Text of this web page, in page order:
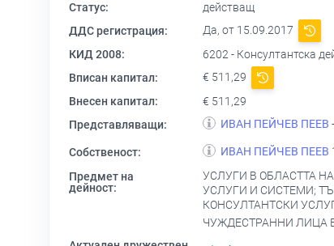
Статус:
действащ
ДДС регистрация:
Да, от 15.09.2017
КИД 2008:
6202 - Консултантска
Вписан капитал:
€ 511,29
Внесен капитал:
€ 511,29
Представляващи:
ИВАН ПЕЙЧЕВ ПЕЕВ
Собственост: ИВАН ПЕЙЧЕВ ПЕЕВ
Предмет на
дейност:
УСЛУГИ В ОБЛАСТТА
УСЛУГИ И СИСТЕМИ;
КОНСУЛТАНТСКИ
ЧУЖДЕСТРАННИ ЛИЦА